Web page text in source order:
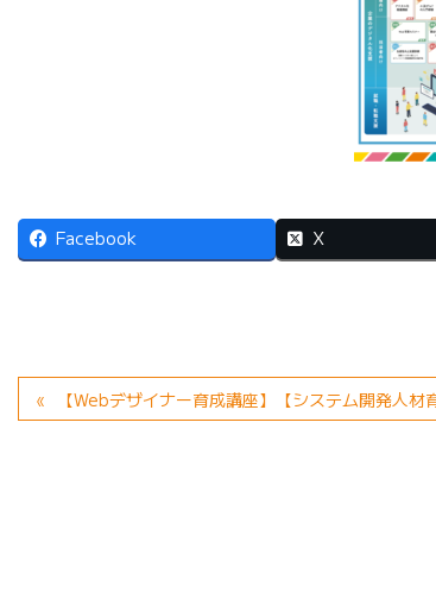
Facebook X
【Webデザイナー育成講座】【システム開発人